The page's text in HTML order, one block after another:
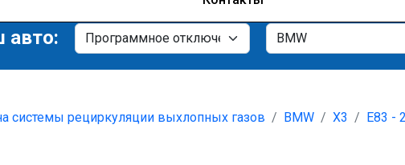
авто:
системы рециркуляции выхлопных газов BMW X3 E83 -